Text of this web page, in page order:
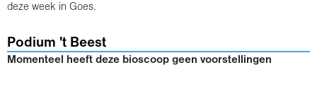
deze week in Goes.
Podium 't Beest
Momenteel heeft deze bioscoop geen voorstellingen